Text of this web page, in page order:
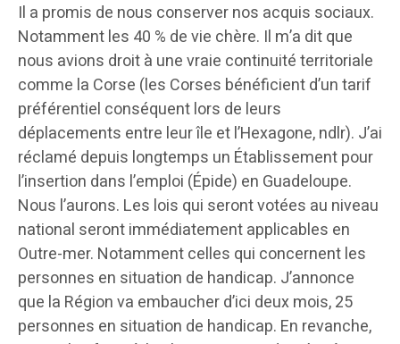
Il a promis de nous conserver nos acquis sociaux.
Notamment les 40 % de vie chère. Il m’a dit que
nous avions droit à une vraie continuité territoriale
comme la Corse (les Corses bénéficient d’un tarif
préférentiel conséquent lors de leurs
déplacements entre leur île et l’Hexagone, ndlr). J’ai
réclamé depuis longtemps un Établissement pour
l’insertion dans l’emploi (Épide) en Guadeloupe.
Nous l’aurons. Les lois qui seront votées au niveau
national seront immédiatement applicables en
Outre-mer. Notamment celles qui concernent les
personnes en situation de handicap. J’annonce
que la Région va embaucher d’ici deux mois, 25
personnes en situation de handicap. En revanche,